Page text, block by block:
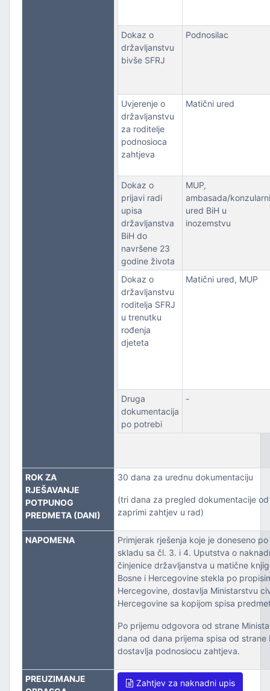
Dokaz o
državljanstvu
bivše SFRJ
Podnosilac
Uvjerenje o
državljanstvu
za roditelje
podnosioca
zahtjeva
Matični ured
Dokaz o
prijavi radi
upisa
državljanstva
BiH do
navršene 23
godine života
MUP,
ambasada/konzularni
ured BiH u
inozemstvu
Dokaz o
državljanstvu
roditelja SFRJ
u trenutku
rođenja
djeteta
Matični ured, MUP
Druga
dokumentacija
po potrebi
-
ROK ZA
RJEŠAVANJE
POTPUNOG
PREDMETA (DANI)
30 dana za urednu dokumentaciju
(tri dana za pregled dokumentacije
zaprimi zahtjev u rad)
NAPOMENA
Primjerak rješenja koje je doneseno
skladu sa čl. 3. i 4. Uputstva o
činjenice državljanstva u matične
Bosne i Hercegovine stekla po
Hercegovine, dostavlja Ministarstvu
Hercegovine sa kopijom spisa
Po prijemu odgovora od strane
dana od dana prijema spisa od strane
dostavlja podnosiocu zahtjeva.
PREUZIMANJE
Zahtjev za naknadni upis